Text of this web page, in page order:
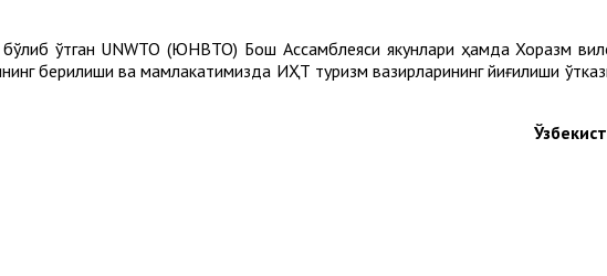
ўтган UNWTO (ЮНВТО) Бош Aссамблеяси якунлари ҳамда Хоразм
берилиши ва мамлакатимизда ИҲТ туризм вазирларининг йиғилиши